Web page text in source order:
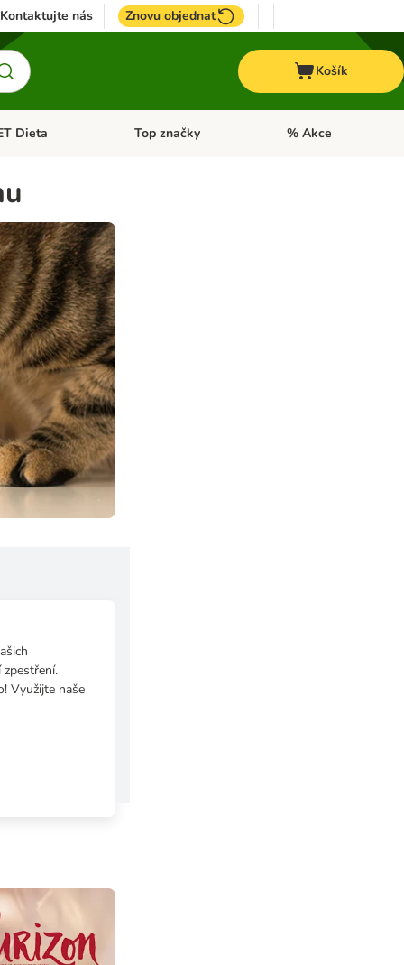
Kontaktujte nás Znovu objednat
Košík
Koně
Dieta Otevřít menu: + VET Dieta
Top značky Otevřít menu: Top
% Akce
Využijte naše